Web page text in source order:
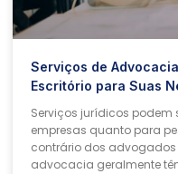
Serviços de
Escritório para Suas
Serviços jurídicos podem
empresas quanto para
contrário dos advogados
advocacia geralmente